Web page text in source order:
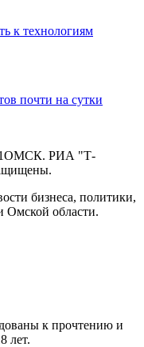
к технологиям
почти на сутки
1ОМСК. РИА "Т-
бизнеса, политики,
Омской области.
к прочтению и
лет.